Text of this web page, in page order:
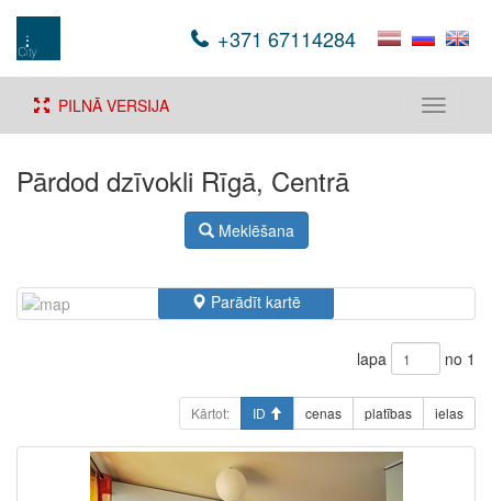
+371 67114284
Toggle
PILNĀ VERSIJA
Pārdod dzīvokli Rīgā, Centrā
Meklēšana
Parādīt kartē
lapa no 1
Kārtot: ID cenas platības ielas